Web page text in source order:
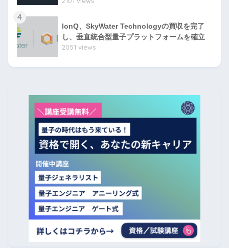
4
IonQ、SkyWater Technologyの買収を完了
し、垂直統合型量子プラットフォームを確立
2051 views